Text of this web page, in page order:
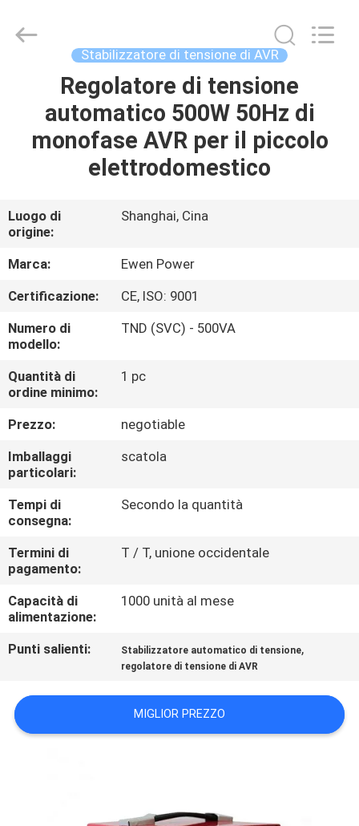
CASA.
PRODOTTI
SU
DI
NOI
VISITA
ALLA
FABBRICA
CONTROLLO
DELLA
QUALITÀ
CONTATTACI
NOTIZIE
CHIEDI
PREVENTIVO
fornitore.
Copyright
ECER
Stabilizzatore di tensione di AVR
Regolatore di tensione
automatico 500W 50Hz di
monofase AVR per il piccolo
elettrodomestico
Luogo di
origine:
Shanghai, Cina
Marca:
Ewen Power
Certificazione:
CE, ISO: 9001
Numero di
modello:
TND (SVC) - 500VA
Quantità di
ordine minimo:
1 pc
Prezzo:
negotiable
Imballaggi
particolari:
scatola
Tempi di
consegna:
Secondo la quantità
Termini di
pagamento:
T / T, unione occidentale
Capacità di
alimentazione:
1000 unità al mese
Punti salienti: Stabilizzatore automatico di tensione,
regolatore di tensione di AVR
MIGLIOR PREZZO